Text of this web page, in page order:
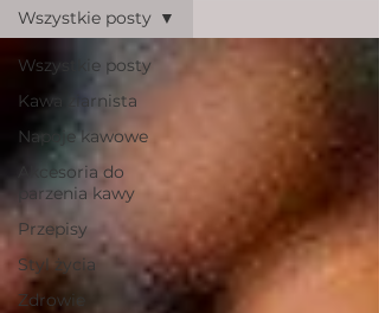
Wszystkie posty
Kawa ziarnista
Napoje kawowe
Akcesoria do
parzenia kawy
Przepisy
Styl życia
Zdrowie
Wszystkie posty